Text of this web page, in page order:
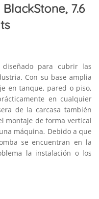
7.6
diseñado para cubrir las
Con su base amplia
en tanque, pared o piso,
en cualquier
de la carcasa también
montaje de forma vertical
máquina. Debido a que
se encuentran en la
la instalación o los